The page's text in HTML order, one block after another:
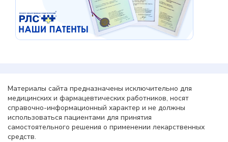
Материалы сайта предназначены исключительно для
медицинских и фармацевтических работников, носят
справочно-информационный характер и не должны
использоваться пациентами для принятия
самостоятельного решения о применении лекарственных
средств.